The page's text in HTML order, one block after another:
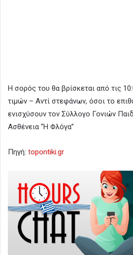
Η σορός του θα βρίσκεται από τις
τιμών – Αντί στεφάνων, όσοι το
ενισχύσουν τον Σύλλογο Γονιών
Ασθένεια “Η Φλόγα”
Πηγή: topontiki.gr